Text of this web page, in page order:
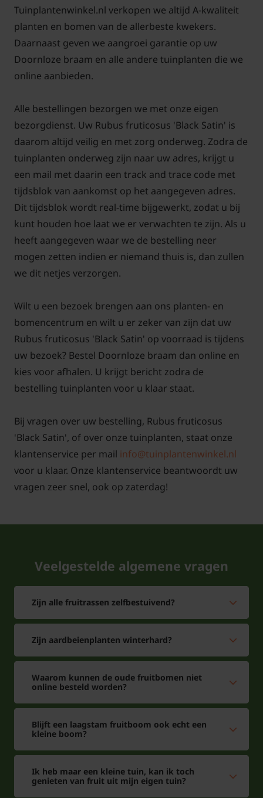
fruticosus 'Black Satin':
Wat moet ik doen met de takken
waaraan de vruchten gezeten
hebben?
waaraan de vruchten hebben gezeten volledig
wegsnoeien. Deze takken sterven namelijk af. Vanuit
de grond komen nieuwe scheuten die het komende
seizoen vruchten zullen dragen.
Wanneer zijn de vruchten van deze
Doornloze braam rijp?
De Rubus fruticosus 'Black Satin' is een wat later
rijpende braam. Dit betekent dat de rijpe bramen
vanaf september kunnen worden geoogst. De
Rubus Black Satin geeft mooi zwarte vruchten. Een
Heeft de Rubus fruticosus Black Satin
een opvallende bloeiwijze?
Deze braam heeft roze bloemen. Ondanks dat de
bloemen niet de reden zijn om voor deze plant te
kiezen, is de bloeiwijze eigenlijk wel erg opvallend!
vrucht die volop vitamine c bevat. Het bestuiven van
de bloemen gebeurt door zelfbestuiving. Hierdoor is
er geen ander ras nodig om bramen aan de plant te
krijgen. Toch kan het zeker leuk zijn om meerdere
bramenaan te planten (ze worden ongeveer 2
Tuinplantenwinkel.nl verkopen we altijd A-kwaliteit
planten en bomen van de allerbeste kwekers.
Daarnaast geven we aangroei garantie op uw
Doornloze braam en alle andere tuinplanten die we
online aanbieden.
Alle bestellingen bezorgen we met onze eigen
bezorgdienst. Uw Rubus fruticosus 'Black Satin' is
daarom altijd veilig en met zorg onderweg. Zodra de
tuinplanten onderweg zijn naar uw adres, krijgt u
een mail met daarin een track and trace code met
tijdsblok van aankomst op het aangegeven adres.
Dit tijdsblok wordt real-time bijgewerkt, zodat u bij
kunt houden hoe laat we er verwachten te zijn. Als u
heeft aangegeven waar we de bestelling neer
mogen zetten indien er niemand thuis is, dan zullen
we dit netjes verzorgen.
Wilt u een bezoek brengen aan ons planten- en
bomencentrum en wilt u er zeker van zijn dat uw
Rubus fruticosus 'Black Satin' op voorraad is tijdens
uw bezoek? Bestel Doornloze braam dan online en
kies voor afhalen. U krijgt bericht zodra de
bestelling tuinplanten voor u klaar staat.
Bij vragen over uw bestelling, Rubus fruticosus
'Black Satin', of over onze tuinplanten, staat onze
klantenservice per mail info@tuinplantenwinkel.nl
voor u klaar. Onze klantenservice beantwoordt uw
vragen zeer snel, ook op zaterdag!
Veelgestelde algemene vragen
Zijn alle fruitrassen zelfbestuivend?
Zijn aardbeienplanten winterhard?
Waarom kunnen de oude fruitbomen niet
online besteld worden?
Blijft een laagstam fruitboom ook echt een
kleine boom?
Ik heb maar een kleine tuin, kan ik toch
genieten van fruit uit mijn eigen tuin?